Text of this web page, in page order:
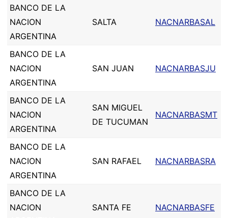
BANCO DE LA
NACION
ARGENTINA
SALTA NACNARBASAL
BANCO DE LA
NACION
ARGENTINA
SAN JUAN NACNARBASJU
BANCO DE LA
NACION
ARGENTINA
SAN MIGUEL
DE TUCUMAN
NACNARBASMT
BANCO DE LA
NACION
ARGENTINA
SAN RAFAEL NACNARBASRA
BANCO DE LA
NACION
SANTA FE NACNARBASFE